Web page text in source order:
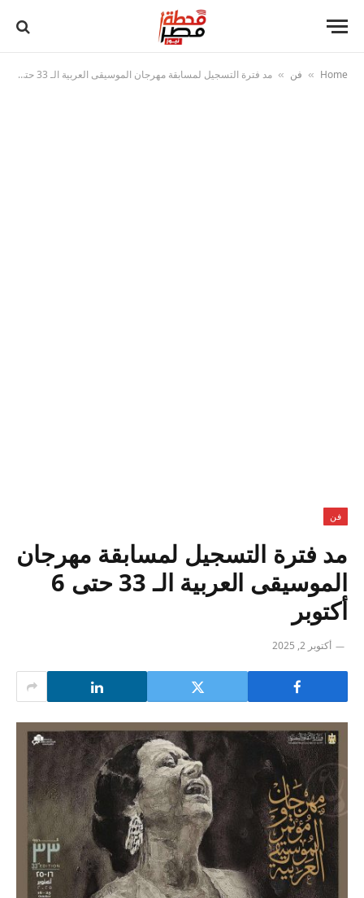
Home
» فن » مد فترة التسجيل لمسابقة مهرجان الموسيقى العربية الـ 33 حتى 6 أكتوبر
فن
مد فترة التسجيل لمسابقة مهرجان
الموسيقى العربية الـ 33 حتى 6
أكتوبر
أكتوبر 2, 2025